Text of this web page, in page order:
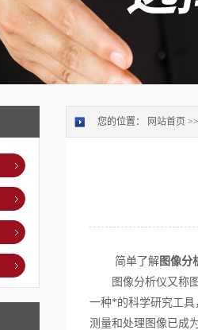
您的位置： 网站首页
简单了解图像分
图像分析仪又称图
一种*的科学研究工具
测量和处理图像已成